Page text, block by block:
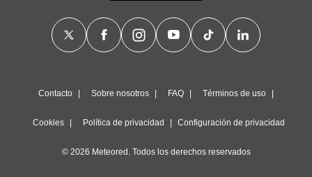
Contacto Sobre nosotros FAQ Términos de uso
Cookies Política de privacidad Configuración de privacidad
© 2026 Meteored. Todos los derechos reservados